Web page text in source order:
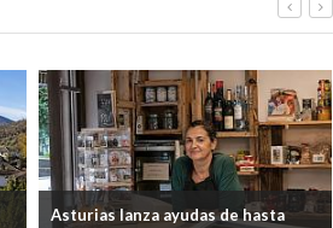
Asturias lanza ayudas de hasta